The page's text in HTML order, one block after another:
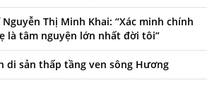
Thị Minh Khai: “Xác minh chính
là tâm nguyện lớn nhất đời tôi”
di sản thấp tầng ven sông Hương